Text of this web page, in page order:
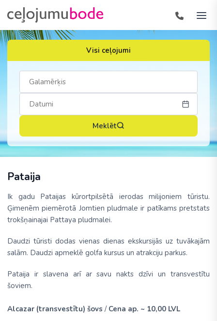
Visi ceļojumi
Meklēt
Pataija
Ik gadu Pataijas kūrortpilsētā ierodas milijoniem tūristu.
Ģimenēm piemērotā Jomtien pludmale ir patīkams pretstats
trokšņainajai Pattaya pludmalei.
Daudzi tūristi dodas vienas dienas ekskursijās uz tuvākajām
salām. Daudzi apmeklē golfa kursus un atrakciju parkus.
Pataija ir slavena arī ar savu nakts dzīvi un transvestītu
šoviem.
Alcazar (transvestītu) šovs / Cena ap. ~ 10,00 LVL